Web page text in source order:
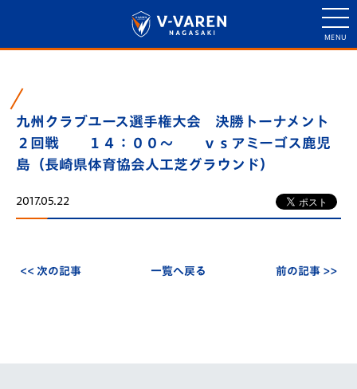
九州クラブユース選手権大会 決勝トーナメント
２回戦 １４：００～ ｖｓアミーゴス鹿児
島（長崎県体育協会人工芝グラウンド）
2017.05.22
<< 次の記事 一覧へ戻る 前の記事 >>